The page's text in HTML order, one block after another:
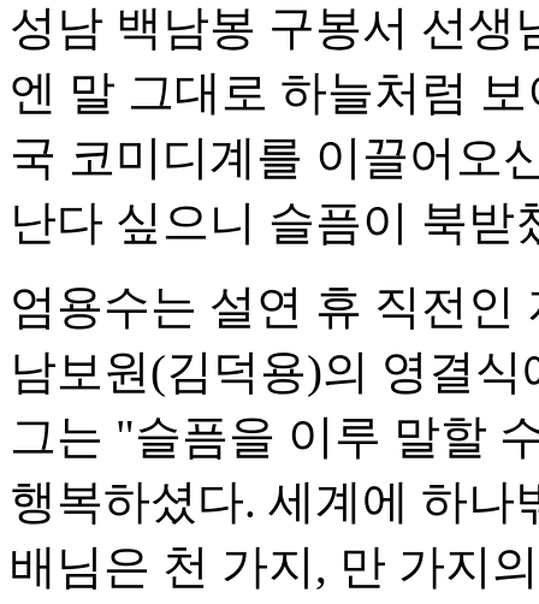
성남 백남봉 구봉서 선생
엔 말 그대로 하늘처럼
국 코미디계를 이끌어오
난다 싶으니 슬픔이 북받
엄용수는 설연 휴 직전인
남보원(김덕용)의 영결
그는 "슬픔을 이루 말할
행복하셨다. 세계에 하나
배님은 천 가지, 만 가지